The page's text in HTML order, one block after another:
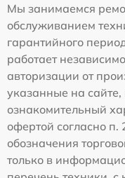
Мы занимаемся
обслуживанием
гарантийного
работает
авторизации от
указанные на сайте,
ознакомительный
офертой согласно
обозначения
только в